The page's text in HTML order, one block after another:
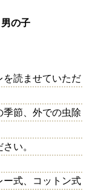
の子
を読ませていただ
季節、外での虫除
い。
ー式、コットン式